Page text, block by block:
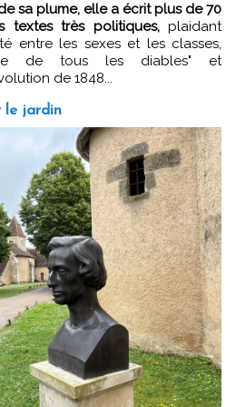
sa plume, elle a écrit plus de 70
textes très politiques,plaidant
entre les sexes et les classes,
de tous les diables" et
de 1848...
le jardin